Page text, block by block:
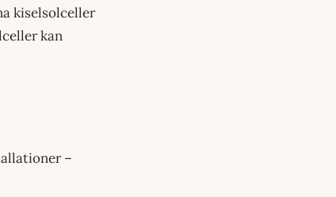
kiselsolceller
kan
–